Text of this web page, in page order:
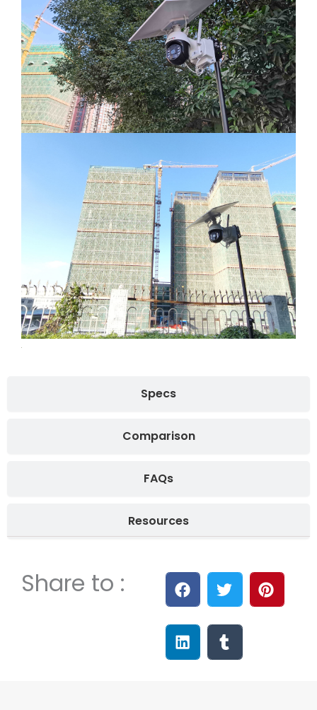
Specs
Comparison
FAQs
Resources
Share to :